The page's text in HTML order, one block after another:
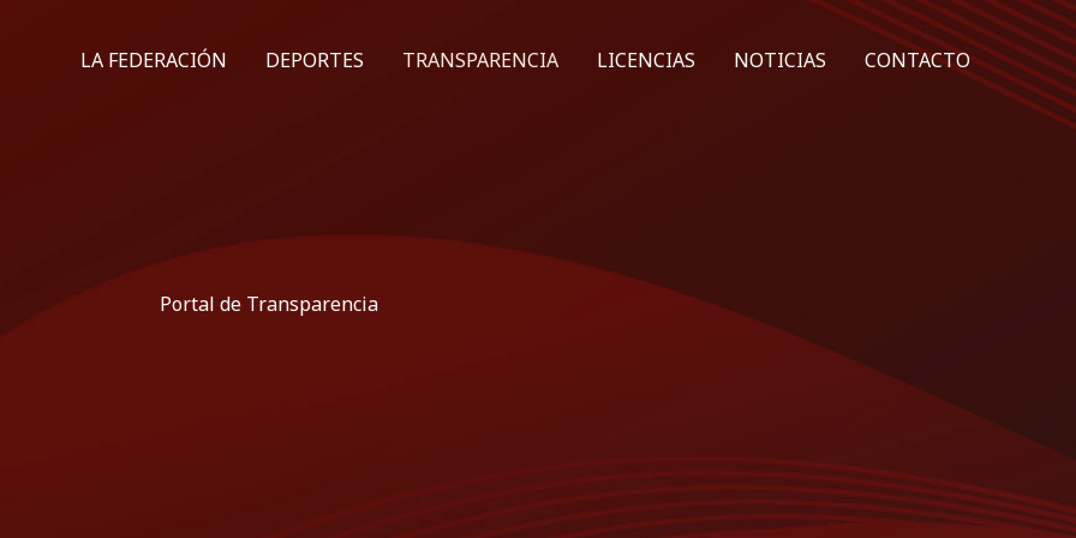
LA FEDERACIÓN DEPORTES TRANSPARENCIA LICENCIAS NOTICIAS CONTACTO
Portal de Transparencia